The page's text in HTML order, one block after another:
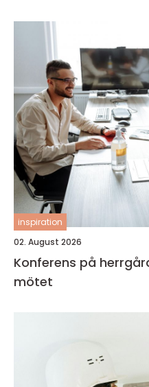
inspiration
02. August 2026
Konferens på herrgård när miljön
mötet